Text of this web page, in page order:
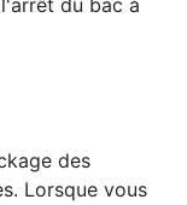
du bac à
des
Lorsque vous